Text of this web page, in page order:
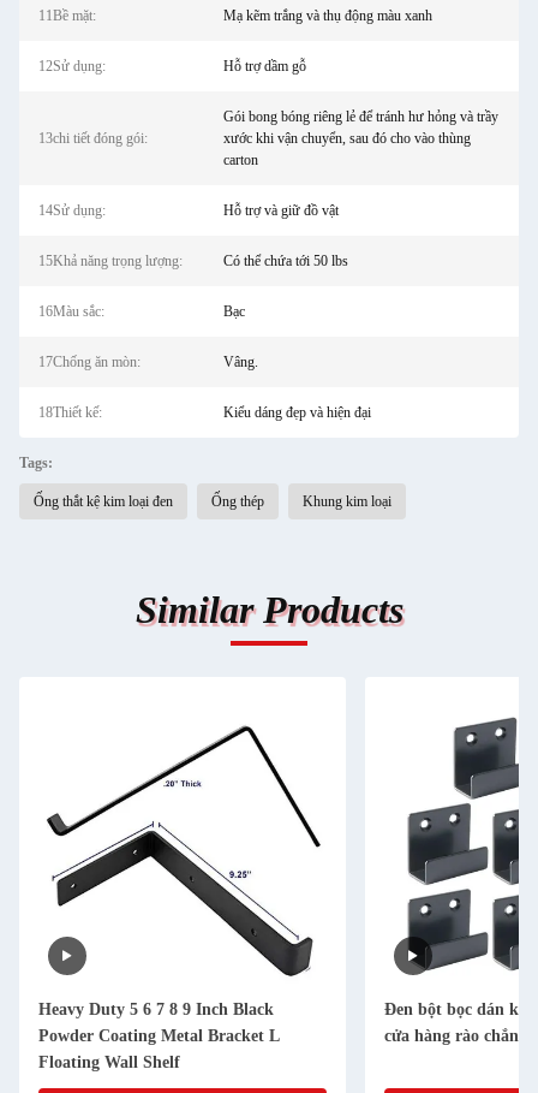
11Bề mặt: Mạ kẽm trắng và thụ động màu xanh
12Sử dụng: Hỗ trợ dầm gỗ
13chi tiết đóng gói:
Gói bong bóng riêng lẻ để tránh hư hỏng và trầy
xước khi vận chuyển, sau đó cho vào thùng
carton
14Sử dụng: Hỗ trợ và giữ đồ vật
15Khả năng trọng lượng: Có thể chứa tới 50 lbs
16Màu sắc: Bạc
17Chống ăn mòn: Vâng.
18Thiết kế: Kiểu dáng đẹp và hiện đại
Tags:
Ống thắt kệ kim loại đen Ống thép Khung kim loại
Similar Products
Heavy Duty 5 6 7 8 9 Inch Black
Powder Coating Metal Bracket L
Floating Wall Shelf
Đen bột bọc dán
cửa hàng rào chắn